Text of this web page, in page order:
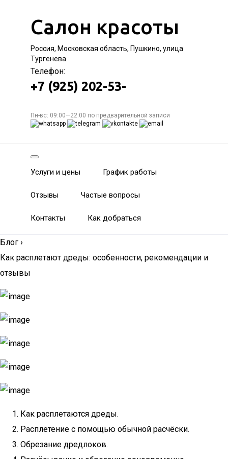
Салон красоты
Россия, Московская область, Пушкино, улица
Тургенева
Телефон:
+7 (925) 202-53-
Пн-вс: 09:00—22:00 по предварительной записи
Услуги и цены График работы
Отзывы Частые вопросы
Контакты Как добраться
Блог ›
Как расплетают дреды: особенности, рекомендации и
отзывы
Как расплетаются дреды.
Расплетение с помощью обычной расчёски.
Обрезание дредлоков.